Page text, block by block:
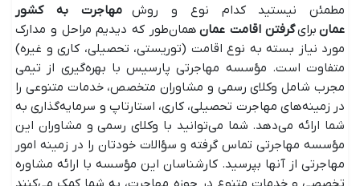
مطمئن نیستید کدام نوع و روش
مهاجرت به کشور
عمان برایگرفتن اقامت عمان همان‌طور که دیدیم مراحل و مدارک
مورد نیاز بسته به نوع اقامت (توریستی، تحصیلی، کاری و غیره)
متفاوت است. مؤسسه مهاجرتی پارسیس با بهره‌گیری از تیمی
مجرب شامل وکلای رسمی و مشاوران متخصص، خدمات متنوعی را
در زمینه‌های مهاجرت تحصیلی، کاری، استارتاپ و سرمایه‌گذاری به
شما ارائه می‌دهد. شما می‌توانید با وکلای رسمی و مشاوران این
مؤسسه مهاجرتی تماس گرفته و سؤالات خودتان را در زمینه امور
مهاجرتی از آنها بپرسید. کارشناسان این مؤسسه با ارائه مشاوره